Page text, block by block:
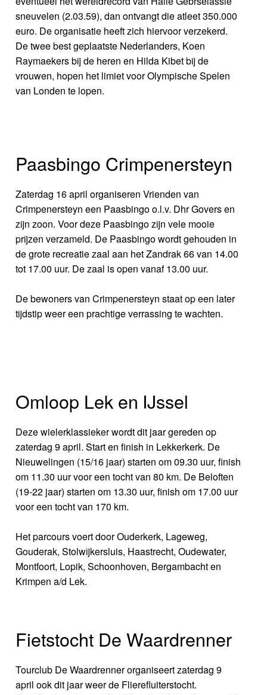
sneuvelen (2.03.59), dan ontvangt die atleet 350.000
euro. De organisatie heeft zich hiervoor verzekerd.
De twee best geplaatste Nederlanders, Koen
Raymaekers bij de heren en Hilda Kibet bij de
vrouwen, hopen het limiet voor Olympische Spelen
van Londen te lopen.
Paasbingo Crimpenersteyn
Zaterdag 16 april organiseren Vrienden van
Crimpenersteyn een Paasbingo o.l.v. Dhr Govers en
zijn zoon. Voor deze Paasbingo zijn vele mooie
prijzen verzameld. De Paasbingo wordt gehouden in
de grote recreatie zaal aan het Zandrak 66 van 14.00
tot 17.00 uur. De zaal is open vanaf 13.00 uur.
De bewoners van Crimpenersteyn staat op een later
tijdstip weer een prachtige verrassing te wachten.
Omloop Lek en IJssel
Deze wielerklassieker wordt dit jaar gereden op
zaterdag 9 april. Start en finish in Lekkerkerk. De
Nieuwelingen (15/16 jaar) starten om 09.30 uur, finish
om 11.30 uur voor een tocht van 80 km. De Beloften
(19-22 jaar) starten om 13.30 uur, finish om 17.00 uur
voor een tocht van 170 km.
Het parcours voert door Ouderkerk, Lageweg,
Gouderak, Stolwijkersluis, Haastrecht, Oudewater,
Montfoort, Lopik, Schoonhoven, Bergambacht en
Krimpen a/d Lek.
Fietstocht De Waardrenner
Tourclub De Waardrenner organiseert zaterdag 9
april ook dit jaar weer de Flierefluiterstocht.